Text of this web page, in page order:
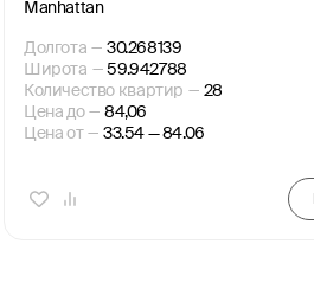
Маnhattan
Долгота — 30.268139
Широта — 59.942788
Количество квартир — 28
Цена до — 84,06
Цена от — 33.54 — 84.06